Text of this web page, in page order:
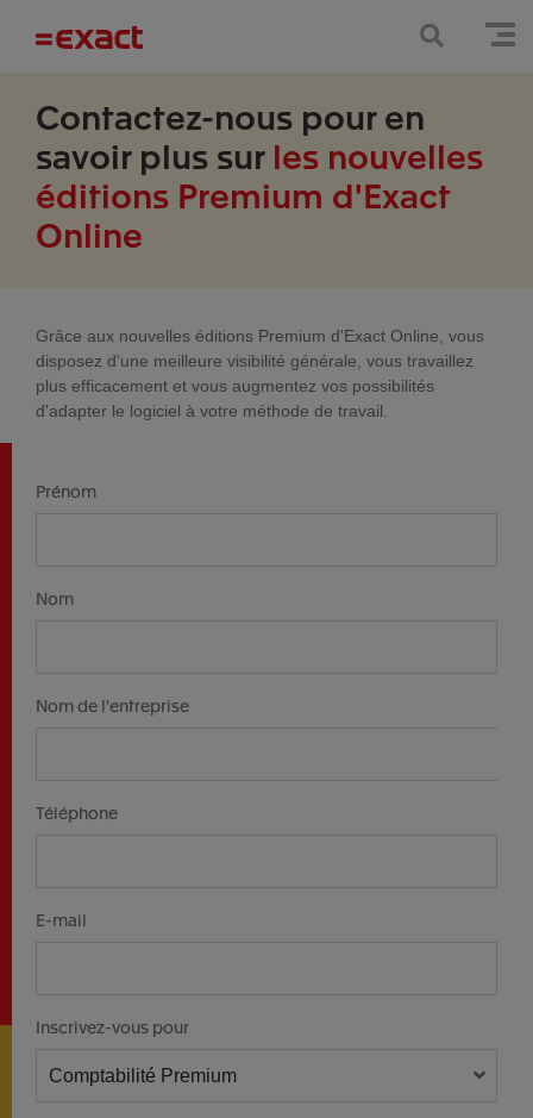
Contactez-nous pour en
savoir plus sur les nouvelles
éditions Premium d'Exact
Online
Grâce aux nouvelles éditions Premium d'Exact Online, vous
disposez d'une meilleure visibilité générale, vous travaillez
plus efficacement et vous augmentez vos possibilités
d'adapter le logiciel à votre méthode de travail.
Prénom
Nom
Nom de l'entreprise
Téléphone
E-mail
Inscrivez-vous pour